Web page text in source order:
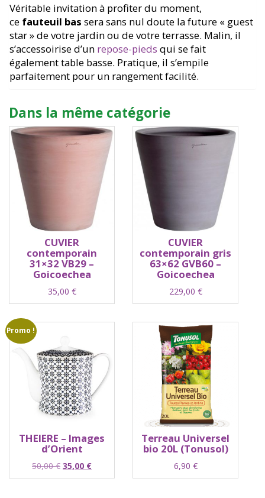
Véritable invitation à profiter du moment,
ce fauteuil bas sera sans nul doute la future « guest
star » de votre jardin ou de votre terrasse. Malin, il
s’accessoirise d’un repose-pieds qui se fait
également table basse. Pratique, il s’empile
parfaitement pour un rangement facilité.
Dans la même catégorie
CUVIER
contemporain
31×32 VB29 –
Goicoechea
35,00 €
CUVIER
contemporain gris
63×62 GVB60 –
Goicoechea
229,00 €
Promo !
THEIERE – Images
d’Orient
50,00€ Le
prix
35,00 €Le
prix
Terreau Universel
bio 20L (Tonusol)
6,90 €